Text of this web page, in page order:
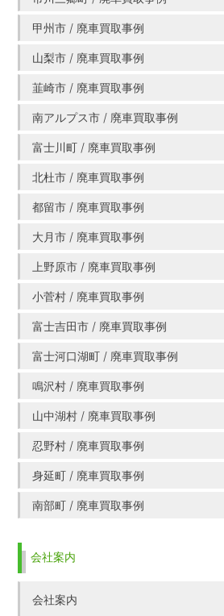
甲州市 / 廃車買取事例
山梨市 / 廃車買取事例
韮崎市 / 廃車買取事例
南アルプス市 / 廃車買取事例
富士川町 / 廃車買取事例
北杜市 / 廃車買取事例
都留市 / 廃車買取事例
大月市 / 廃車買取事例
上野原市 / 廃車買取事例
小菅村 / 廃車買取事例
富士吉田市 / 廃車買取事例
富士河口湖町 / 廃車買取事例
鳴沢村 / 廃車買取事例
山中湖村 / 廃車買取事例
忍野村 / 廃車買取事例
身延町 / 廃車買取事例
南部町 / 廃車買取事例
会社案内
会社案内